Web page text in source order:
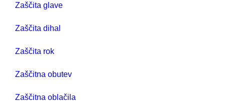
Zaščita glave
Zaščita dihal
Zaščita rok
Zaščitna obutev
Zaščitna oblačila